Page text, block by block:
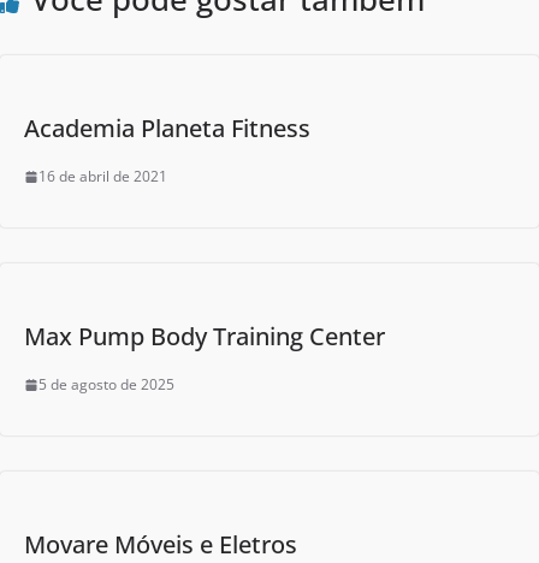
Academia Planeta Fitness
16 de abril de 2021
Max Pump Body Training Center
5 de agosto de 2025
Movare Móveis e Eletros